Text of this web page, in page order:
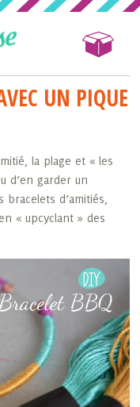
UN PIQUE
la plage et « les
d’en garder un
d’amitiés,
« upcyclant » des